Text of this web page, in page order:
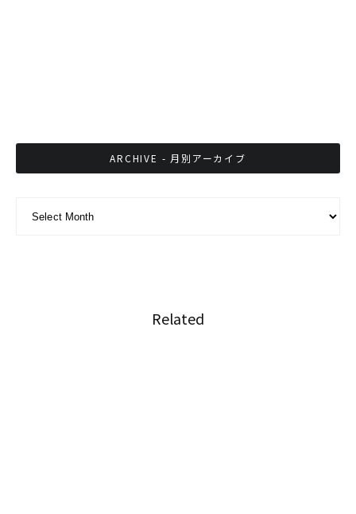
ARCHIVE - 月別アーカイブ
Related